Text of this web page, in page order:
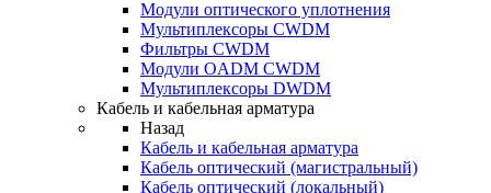
Модули оптического уплотнения
Мультиплексоры CWDM
Фильтры CWDM
Модули OADM CWDM
Мультиплексоры DWDM
Кабель и кабельная арматура
Назад
Кабель и кабельная арматура
Кабель оптический (магистральный)
Кабель оптический (локальный)